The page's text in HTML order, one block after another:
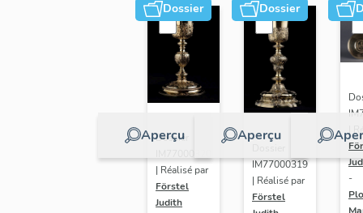
Dossier
Aperçu
Dossier
| Réalisé par
Förstel
Judith
Dossier
Aperçu
IM77000319
| Réalisé par
Förstel
-